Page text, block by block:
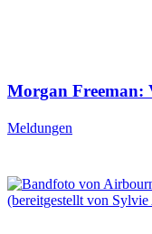
Morgan Freeman:
Meldungen